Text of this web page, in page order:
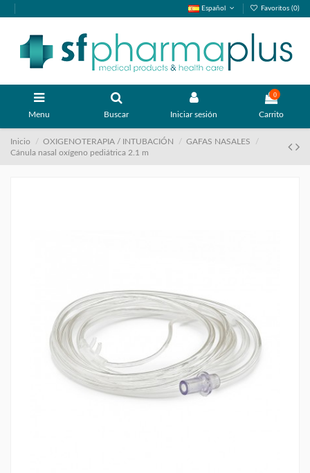
Español Favoritos (0)
Menu Buscar Iniciar sesión
0
Carrito
Inicio OXIGENOTERAPIA / INTUBACIÓN
GAFAS NASALES
Cánula nasal oxígeno pediátrica 2.1 m